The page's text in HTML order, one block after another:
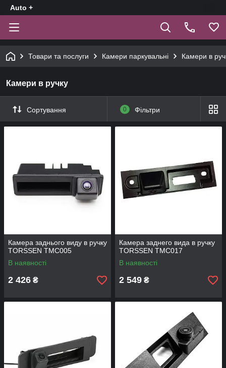
Auto +
Товари та послуги Камери паркувальні Камери в
Камери в ручку
Сортування 0 Фільтри
Камера заднього виду в ручку
TORSSEN TMC005
В наявності
2 426 ₴
Камера заднего вида в ручку
TORSSEN TMC017
В наявності
2 549 ₴